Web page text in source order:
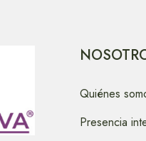
Quiénes
Presencia